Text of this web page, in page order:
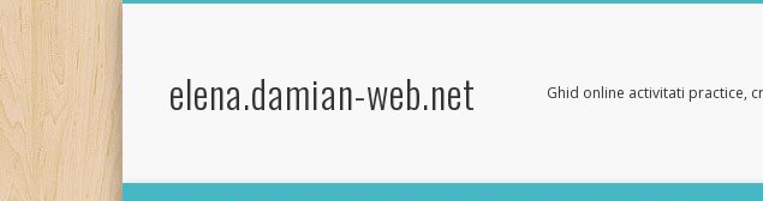
elena.damian-web.net Ghid online activitati practice,